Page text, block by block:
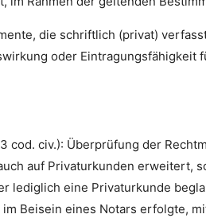
die schriftlich (privat)
oder Eintragungsfähigkeit
civ.): Überprüfung der
auf Privaturkunden erweitert,
lediglich eine Privaturkunde
Beisein eines Notars erfolgte,